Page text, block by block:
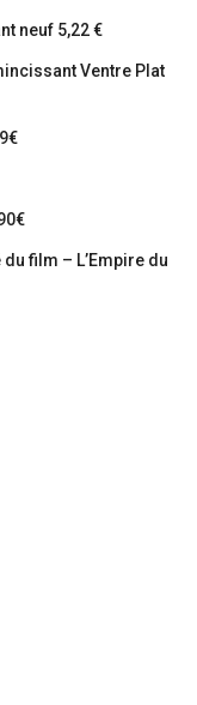
neuf 5,22 €
Ventre Plat
film – L’Empire du